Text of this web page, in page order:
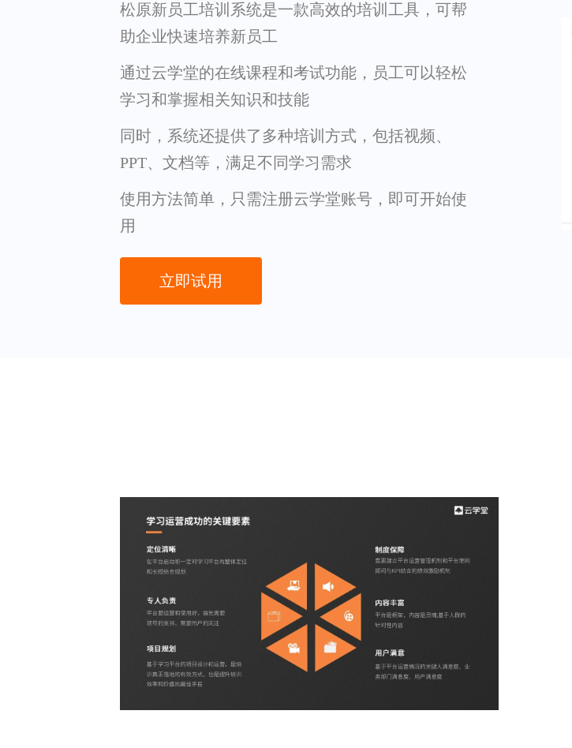
松原新员工培训系统是一款高效的培训工具，可帮
助企业快速培养新员工
通过云学堂的在线课程和考试功能，员工可以轻松
学习和掌握相关知识和技能
同时，系统还提供了多种培训方式，包括视频、
PPT、文档等，满足不同学习需求
使用方法简单，只需注册云学堂账号，即可开始使
用
立即试用